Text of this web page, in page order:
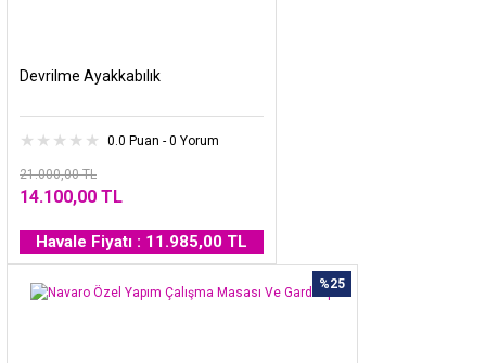
Devrilme Ayakkabılık
0.0 Puan - 0 Yorum
21.000,00 TL
14.100,00 TL
Havale Fiyatı : 11.985,00 TL
%25